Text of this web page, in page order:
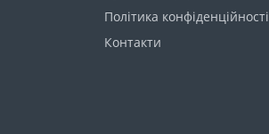
Політика конфіденційності
Контакти